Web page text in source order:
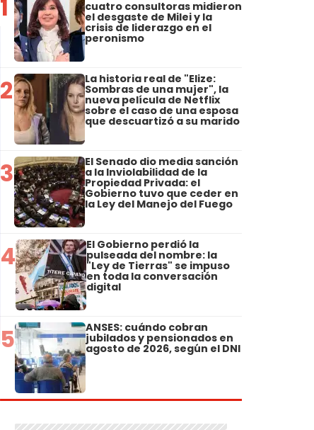
1 cuatro consultoras midieron
el desgaste de Milei y la
crisis de liderazgo en el
peronismo
2 La historia real de "Elize:
Sombras de una mujer", la
nueva película de Netflix
sobre el caso de una esposa
que descuartizó a su marido
3 El Senado dio media sanción
a la Inviolabilidad de la
Propiedad Privada: el
Gobierno tuvo que ceder en
la Ley del Manejo del Fuego
4 El Gobierno perdió la
pulseada del nombre: la
"Ley de Tierras" se impuso
en toda la conversación
digital
5 ANSES: cuándo cobran
jubilados y pensionados en
agosto de 2026, según el DNI